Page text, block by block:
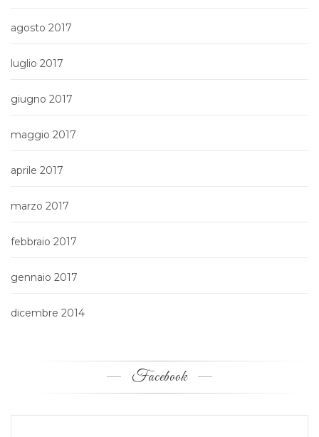
agosto 2017
luglio 2017
giugno 2017
maggio 2017
aprile 2017
marzo 2017
febbraio 2017
gennaio 2017
dicembre 2014
Facebook